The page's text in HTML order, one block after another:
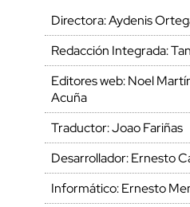
Directora: Aydenis
Redacción Integrada:
Editores web: Noel
Acuña
Traductor: Joao Fariñas
Desarrollador: Ernesto
Informático: Ernesto